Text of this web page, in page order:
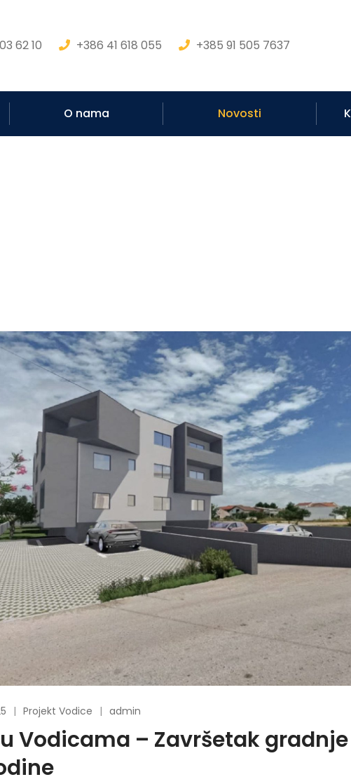
62 10 +386 41 618 055 +385 91 505 7637
O nama Novosti
Projekt Vodice admin
Vodicama – Završetak